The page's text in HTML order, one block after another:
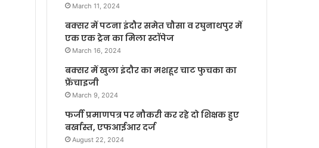
March 11, 2024
बक्सर में पटना इंदौर समेत चौसा व रघुनाथपुर में
एक एक ट्रेन का मिला स्टॉपेज
March 16, 2024
बक्सर में खुला इंदौर का मशहूर चाट फुचका का
फ्रेंचाइजी
March 9, 2024
फर्जी प्रमाणपत्र पर नौकरी कर रहे दो शिक्षक हुए
बर्खास्त, एफआईआर दर्ज
August 22, 2024